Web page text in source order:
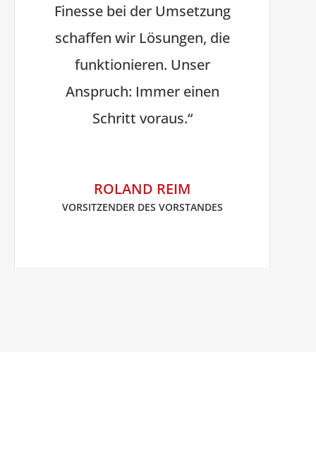
Finesse bei der Umsetzung
schaffen wir Lösungen, die
funktionieren. Unser
Anspruch: Immer einen
Schritt voraus.“
ROLAND REIM
VORSITZENDER DES VORSTANDES